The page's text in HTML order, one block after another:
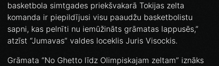
basketbola simtgades priekšvakarā Tokijas zelta
komanda ir piepildījusi visu paaudžu basketbolistu
sapni, kas pelnīti nu iemūžināts grāmatas lappusēs,”
atzīst “Jumavas” valdes loceklis Juris Visockis.
Grāmata “No Ghetto līdz Olimpiskajam zeltam” iznāks